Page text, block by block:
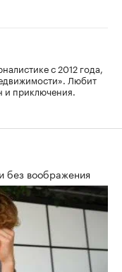
с 2012 года,
Любит
и приключения.
без воображения